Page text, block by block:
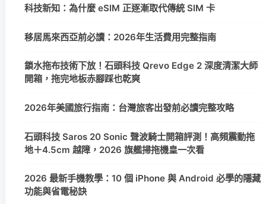
科技新知：為什麼 eSIM 正逐漸取代傳統 SIM 卡
移居馬來西亞前必讀：2026年生活費用完整指南
鎖水拖布技術下放！石頭科技 Qrevo Edge 2 深度清潔大師
開箱，拖完地板赤腳踩也乾爽
2026年美國旅行指南：台灣旅客出發前必讀完整攻略
石頭科技 Saros 20 Sonic 聲波騎士開箱評測！高頻震動拖
地＋4.5cm 越障，2026 旗艦掃拖機皇一次看
2026 最新手機教學：10 個 iPhone 與 Android 必學的隱藏
功能與省電秘訣